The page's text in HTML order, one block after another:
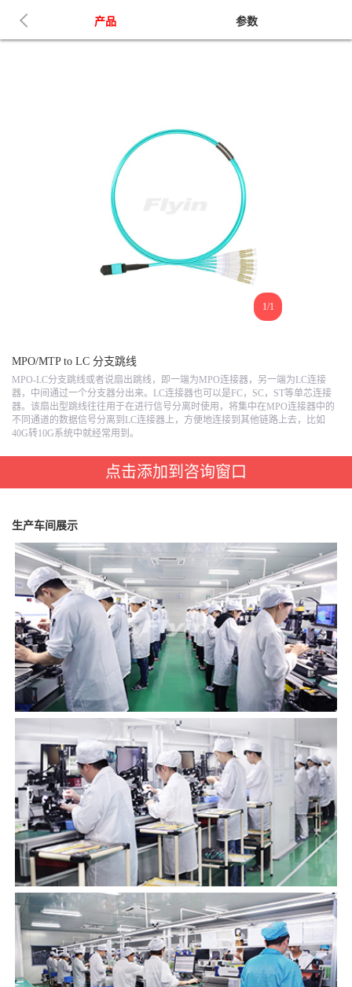
产品 参数
1/1
MPO/MTP to LC 分支跳线
MPO-LC分支跳线或者说扇出跳线，即一端为MPO连接器，另一端为LC连接
器，中间通过一个分支器分出来。LC连接器也可以是FC，SC，ST等单芯连接
器。该扇出型跳线往往用于在进行信号分离时使用，将集中在MPO连接器中的
不同通道的数据信号分离到LC连接器上，方便地连接到其他链路上去，比如
40G转10G系统中就经常用到。
点击添加到咨询窗口
生产车间展示